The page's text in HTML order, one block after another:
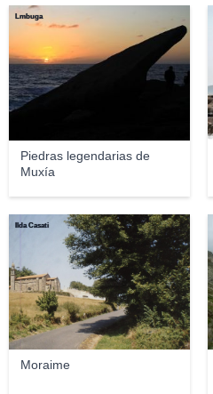
Piedras legendarias de
Muxía
Lmbuga
Moraime
Ilda Casati